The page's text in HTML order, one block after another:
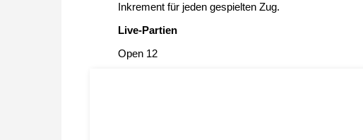
Inkrement für jeden gespielten Zug.
Live-Partien
Open 12